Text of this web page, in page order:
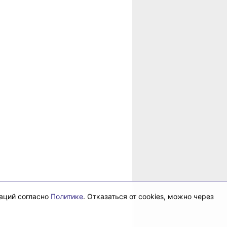
согласно Политике. Отказаться от cookies, можно через